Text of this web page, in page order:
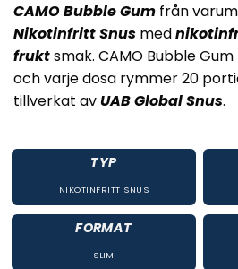
CAMO Bubble Gum från
Nikotinfritt Snus med
fruktsmak. CAMO Bubble
och varje dosa rymmer 20
tillverkat avUAB Global Snus.
TYP
NIKOTINFRITT SNUS
FORMAT
SLIM